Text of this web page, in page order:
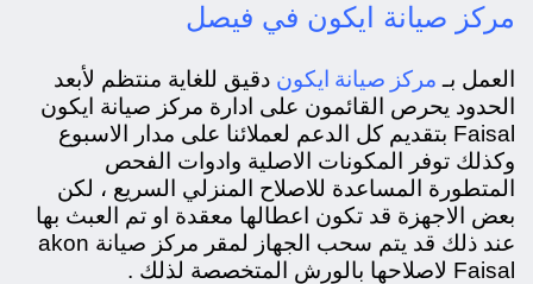
مركز صيانة ايكون في فيصل
العمل بـ مركز صيانة ايكون دقيق للغاية منتظم لأبعد
الحدود يحرص القائمون على ادارة مركز صيانة ايكون
Faisal بتقديم كل الدعم لعملائنا على مدار الاسبوع
وكذلك توفر المكونات الاصلية وادوات الفحص
المتطورة المساعدة للاصلاح المنزلي السريع ، لكن
بعض الاجهزة قد تكون اعطالها معقدة او تم العبث بها
عند ذلك قد يتم سحب الجهاز لمقر مركز صيانة akon
Faisal لاصلاحها بالورش المتخصصة لذلك .